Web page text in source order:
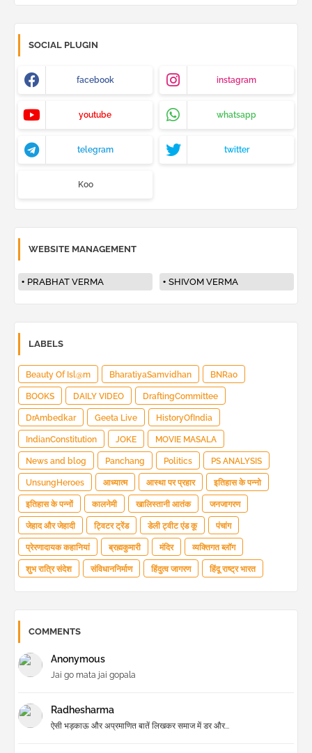
SOCIAL PLUGIN
facebook instagram
youtube whatsapp
telegram twitter
Koo
WEBSITE MANAGEMENT
PRABHAT VERMA SHIVOM VERMA
LABELS
Beauty Of Isl@m BharatiyaSamvidhan BNRao
BOOKS DAILY VIDEO DraftingCommittee
DrAmbedkar Geeta Live HistoryOfIndia
IndianConstitution JOKE MOVIE MASALA
News and blog Panchang Politics PS ANALYSIS
UnsungHeroes आध्यात्म आस्था पर प्रहार इतिहास के पन्नो
इतिहास के पन्नों कालनेमी खालिस्तानी आतंक जनजागरण
जेहाद और जेहादी ट्विटर ट्रेंड डेली ट्वीट एंड कू पंचांग
प्रेरणादायक कहानियां ब्रह्मकुमारी मंदिर व्यक्तिगत ब्लॉग
शुभ रात्रि संदेश संविधाननिर्माण हिंदुत्व जागरण हिंदू राष्ट्र भारत
COMMENTS
Anonymous
Jai go mata jai gopala
Radhesharma
ऐसी भड़काऊ और अप्रमाणित बातें लिखकर समाज में डर और...